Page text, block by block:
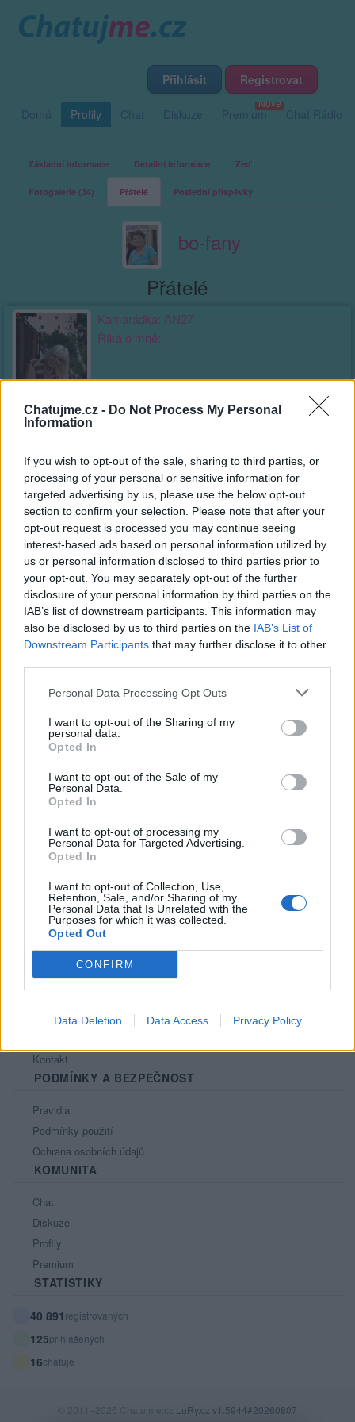
Chatujme.cz - Do Not Process My Personal
Information
If you wish to opt-out of the sale, sharing to third parties, or
processing of your personal or sensitive information for
targeted advertising by us, please use the below opt-out
section to confirm your selection. Please note that after your
opt-out request is processed you may continue seeing
interest-based ads based on personal information utilized by
us or personal information disclosed to third parties prior to
your opt-out. You may separately opt-out of the further
disclosure of your personal information by third parties on the
IAB’s list of downstream participants. This information may
also be disclosed by us to third parties on the IAB’s List of
Downstream Participants that may further disclose it to other
Personal Data Processing Opt Outs
I want to opt-out of the Sharing of my
personal data.
Opted In
I want to opt-out of the Sale of my
Personal Data.
Opted In
I want to opt-out of processing my
Personal Data for Targeted Advertising.
Opted In
I want to opt-out of Collection, Use,
Retention, Sale, and/or Sharing of my
Personal Data that Is Unrelated with the
Purposes for which it was collected.
Opted Out
CONFIRM
Data Deletion Data Access Privacy Policy
Přihlásit Registrovat
Domů Profily Chat Diskuze Premium Chat Rádio
Základní informace Detailní informace Zeď
Fotogalerie (34) Přátelé Poslední příspěvky
bo-fany
Přátelé
Kamarádka: AN27
Říká o mně:
Kamarád: jmaczana
Říká o mně:
Kamarád:Milan65
Kamarád:standa48
PORTÁL
Podpořte nás
Kontakt
PODMÍNKY A BEZPEČNOST
Pravidla
Podmínky použití
Ochrana osobních údajů
KOMUNITA
Chat
Diskuze
Profily
Premium
STATISTIKY
40 891 registrovaných
125přihlášených
16chatuje
© 2011–2026 Chatujme.cz LuRy.cz v1.5944#20260807